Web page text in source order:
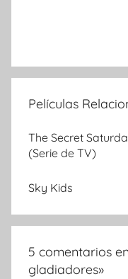
Películas
The Secret
(Serie de TV)
Sky Kids
5 comentarios
gladiadores»